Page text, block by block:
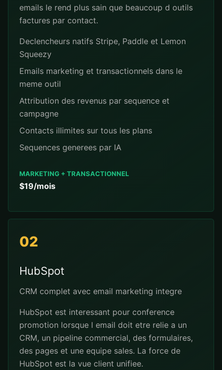
emails le rend plus sain que beaucoup d outils
factures par contact.
Declencheurs natifs Stripe, Paddle et Lemon
Squeezy
Emails marketing et transactionnels dans le
meme outil
Attribution des revenus par sequence et
campagne
Contacts illimites sur tous les plans
Sequences generees par IA
MARKETING + TRANSACTIONNEL
$19/mois
02
HubSpot
CRM complet avec email marketing integre
HubSpot est interessant pour conference
promotion lorsque l email doit etre relie a un
CRM, un pipeline commercial, des formulaires,
des pages et une equipe sales. La force de
HubSpot est la vue client unifiee.